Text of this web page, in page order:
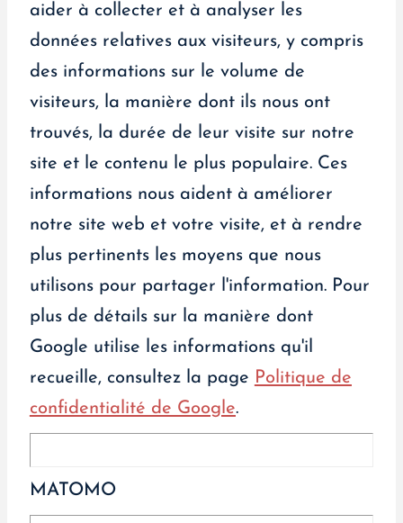
aider à collecter et à analyser les
données relatives aux visiteurs, y compris
des informations sur le volume de
visiteurs, la manière dont ils nous ont
trouvés, la durée de leur visite sur notre
site et le contenu le plus populaire. Ces
informations nous aident à améliorer
notre site web et votre visite, et à rendre
plus pertinents les moyens que nous
utilisons pour partager l'information. Pour
plus de détails sur la manière dont
Google utilise les informations qu'il
recueille, consultez la page Politique de
confidentialité de Google.
MATOMO